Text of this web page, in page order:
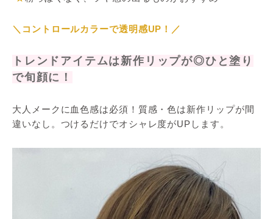
＼コントロールカラーで透明感UP！／
トレンドアイテムは新作リップが◎ひと塗り
で旬顔に！
大人メークに血色感は必須！質感・色は新作リップが間
違いなし。つけるだけでオシャレ度がUPします。